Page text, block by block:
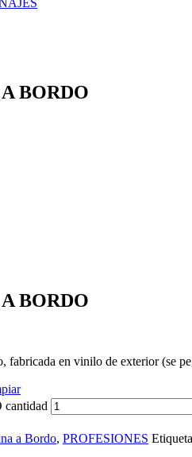
BORDO
BORDO
fabricada en vinilo de exterior (se
a Bordo, PROFESIONES